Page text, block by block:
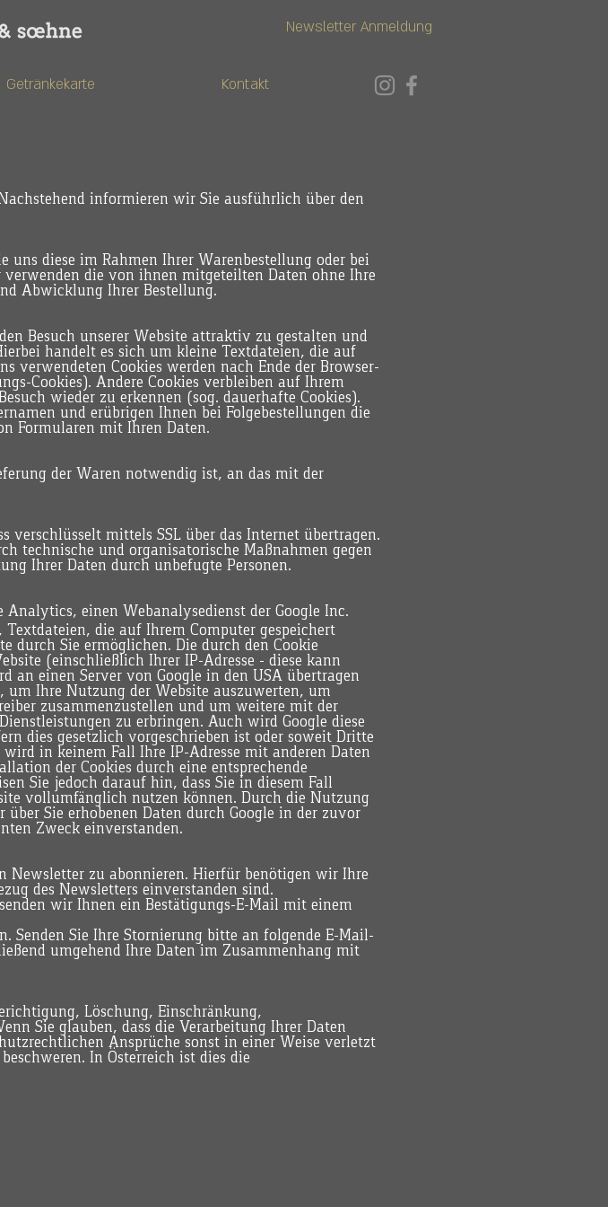
Newsletter Anmeldung
Getränkekarte Kontakt
informieren wir Sie ausführlich über den
uns diese im Rahmen Ihrer Warenbestellung oder bei
die von ihnen mitgeteilten Daten ohne Ihre
Abwicklung Ihrer Bestellung.
Besuch unserer Website attraktiv zu gestalten und
handelt es sich um kleine Textdateien, die auf
verwendeten Cookies werden nach Ende der Browser-
Cookies). Andere Cookies verbleiben auf Ihrem
wieder zu erkennen (sog. dauerhafte Cookies).
und erübrigen Ihnen bei Folgebestellungen die
Formularen mit Ihren Daten.
der Waren notwendig ist, an das mit der
verschlüsselt mittels SSL über das Internet übertragen.
technische und organisatorische Maßnahmen gegen
Ihrer Daten durch unbefugte Personen.
einen Webanalysedienst der Google Inc.
Textdateien, die auf Ihrem Computer gespeichert
durch Sie ermöglichen. Die durch den Cookie
(einschließlich Ihrer IP-Adresse - diese kann
an einen Server von Google in den USA übertragen
um Ihre Nutzung der Website auszuwerten, um
zusammenzustellen und um weitere mit der
zu erbringen. Auch wird Google diese
dies gesetzlich vorgeschrieben ist oder soweit Dritte
in keinem Fall Ihre IP-Adresse mit anderen Daten
der Cookies durch eine entsprechende
Sie jedoch darauf hin, dass Sie in diesem Fall
vollumfänglich nutzen können. Durch die Nutzung
Sie erhobenen Daten durch Google in der zuvor
Zweck einverstanden.
Newsletter zu abonnieren. Hierfür benötigen wir Ihre
des Newsletters einverstanden sind.
wir Ihnen ein Bestätigungs-E-Mail mit einem
Senden Sie Ihre Stornierung bitte an folgende E-Mail-
umgehend Ihre Daten im Zusammenhang mit
Löschung, Einschränkung,
Sie glauben, dass die Verarbeitung Ihrer Daten
Ansprüche sonst in einer Weise verletzt
In Österreich ist dies die